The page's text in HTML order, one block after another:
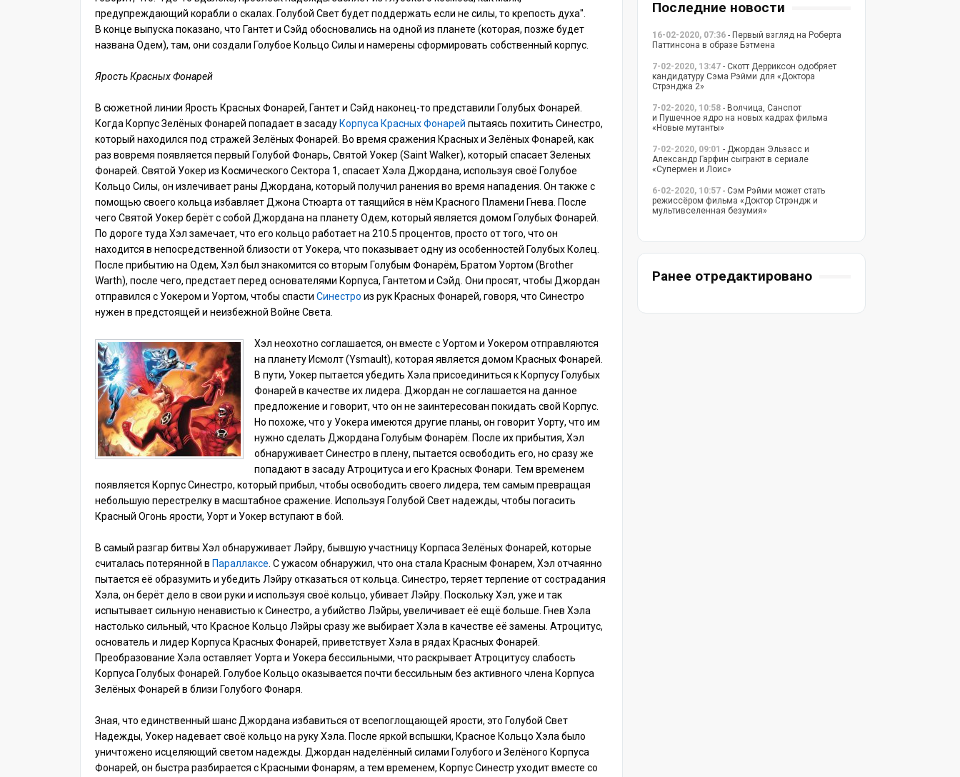
предупреждающий корабли о скалах. Голубой Свет будет поддержать если не силы, то крепость духа".
В конце выпуска показано, что Гантет и Сэйд обосновались на одной из планете (которая, позже будет
названа Одем), там, они создали Голубое Кольцо Силы и намерены сформировать собственный корпус.
Ярость Красных Фонарей
В сюжетной линии Ярость Красных Фонарей, Гантет и Сэйд наконец-то представили Голубых Фонарей.
Когда Корпус Зелёных Фонарей попадает в засаду Корпуса Красных Фонарей пытаясь похитить Синестро,
который находился под стражей Зелёных Фонарей. Во время сражения Красных и Зелёных Фонарей, как
раз вовремя появляется первый Голубой Фонарь, Святой Уокер (Saint Walker), который спасает Зеленых
Фонарей. Святой Уокер из Космического Сектора 1, спасает Хэла Джордана, используя своё Голубое
Кольцо Силы, он излечивает раны Джордана, который получил ранения во время нападения. Он также с
помощью своего кольца избавляет Джона Стюарта от таящийся в нём Красного Пламени Гнева. После
чего Святой Уокер берёт с собой Джордана на планету Одем, который является домом Голубых Фонарей.
По дороге туда Хэл замечает, что его кольцо работает на 210.5 процентов, просто от того, что он
находится в непосредственной близости от Уокера, что показывает одну из особенностей Голубых Колец.
После прибытию на Одем, Хэл был знакомится со вторым Голубым Фонарём, Братом Уортом (Brother
Warth), после чего, предстает перед основателями Корпуса, Гантетом и Сэйд. Они просят, чтобы Джордан
отправился с Уокером и Уортом, чтобы спасти Синестро из рук Красных Фонарей, говоря, что Синестро
нужен в предстоящей и неизбежной Войне Света.
Хэл неохотно соглашается, он вместе с Уортом и Уокером отправляются
на планету Исмолт (Ysmault), которая является домом Красных Фонарей.
В пути, Уокер пытается убедить Хэла присоединиться к Корпусу Голубых
Фонарей в качестве их лидера. Джордан не соглашается на данное
предложение и говорит, что он не заинтересован покидать свой Корпус.
Но похоже, что у Уокера имеются другие планы, он говорит Уорту, что им
нужно сделать Джордана Голубым Фонарём. После их прибытия, Хэл
обнаруживает Синестро в плену, пытается освободить его, но сразу же
попадают в засаду Атроцитуса и его Красных Фонари. Тем временем
появляется Корпус Синестро, который прибыл, чтобы освободить своего лидера, тем самым превращая
небольшую перестрелку в масштабное сражение. Используя Голубой Свет надежды, чтобы погасить
Красный Огонь ярости, Уорт и Уокер вступают в бой.
В самый разгар битвы Хэл обнаруживает Лэйру, бывшую участницу Корпаса Зелёных Фонарей, которые
считалась потерянной в Параллаксе . С ужасом обнаружил, что она стала Красным Фонарем, Хэл отчаянно
пытается её образумить и убедить Лэйру отказаться от кольца. Синестро, теряет терпение от сострадания
Хэла, он берёт дело в свои руки и используя своё кольцо, убивает Лэйру. Поскольку Хэл, уже и так
испытывает сильную ненавистью к Синестро, а убийство Лэйры, увеличивает её ещё больше. Гнев Хэла
настолько сильный, что Красное Кольцо Лэйры сразу же выбирает Хэла в качестве её замены. Атроцитус,
основатель и лидер Корпуса Красных Фонарей, приветствует Хэла в рядах Красных Фонарей.
Преобразование Хэла оставляет Уорта и Уокера бессильными, что раскрывает Атроцитусу слабость
Корпуса Голубых Фонарей. Голубое Кольцо оказывается почти бессильным без активного члена Корпуса
Зелёных Фонарей в близи Голубого Фонаря.
Зная, что единственный шанс Джордана избавиться от всепоглощающей ярости, это Голубой Свет
Надежды, Уокер надевает своё кольцо на руку Хэла. После яркой вспышки, Красное Кольцо Хэла было
уничтожено исцеляющий светом надежды. Джордан наделённый силами Голубого и Зелёного Корпуса
Фонарей, он быстра разбирается с Красными Фонарям, а тем временем, Корпус Синестр уходит вместе со
Последние новости
16-02-2020, 07:36 - Первый взгляд на Роберта
Паттинсона в образе Бэтмена
7-02-2020, 13:47 - Скотт Дерриксон одобряет
кандидатуру Сэма Рэйми для «Доктора
Стрэнджа 2»
7-02-2020, 10:58 - Волчица, Санспот
и Пушечное ядро на новых кадрах фильма
«Новые мутанты»
7-02-2020, 09:01 - Джордан Эльзасс и
Александр Гарфин сыграют в сериале
«Супермен и Лоис»
6-02-2020, 10:57 - Сэм Рэйми может стать
режиссёром фильма «Доктор Стрэндж и
мультивселенная безумия»
Ранее отредактировано